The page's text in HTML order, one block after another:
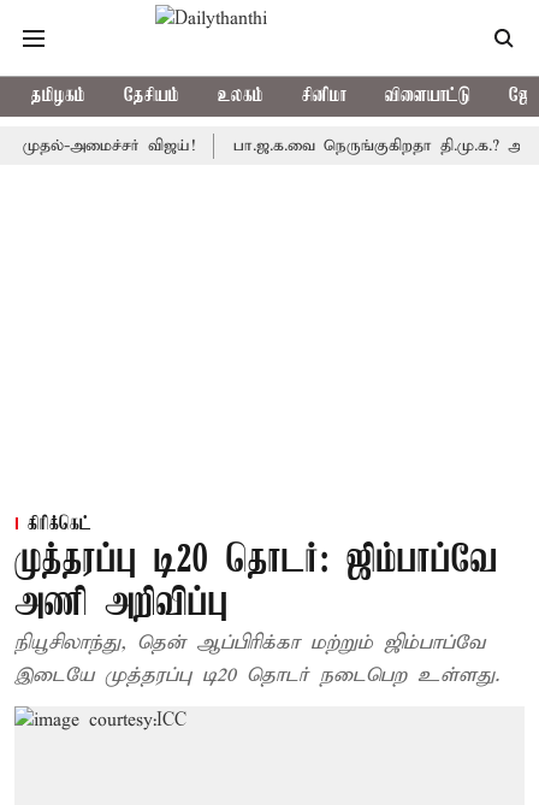
தமிழகம் தேசியம் உலகம் சினிமா விளையாட்டு
அமைச்சர் விஜய்! பா.ஜ.க.வை நெருங்குகிறதா தி.மு.க.?
கிரிக்கெட்
முத்தரப்பு டி20 தொடர்: ஜிம்பாப்வே
அணி அறிவிப்பு
நியூசிலாந்து, தென் ஆப்பிரிக்கா மற்றும் ஜிம்பாப்வே
இடையே முத்தரப்பு டி20 தொடர் நடைபெற உள்ளது.